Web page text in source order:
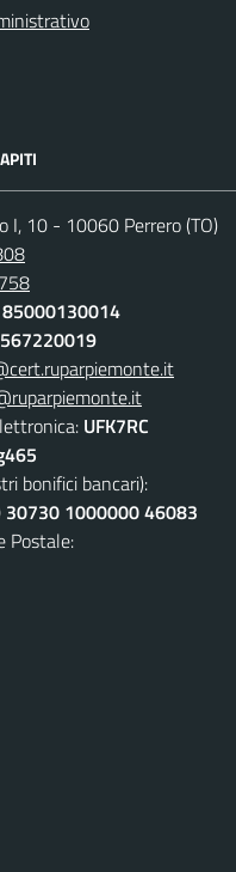
I, 10 - 10060 Perrero (TO)
85000130014
UFK7RC
bonifici bancari):
30730 1000000 46083
Postale: